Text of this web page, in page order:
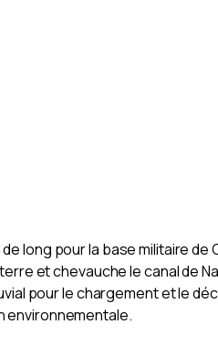
long pour la base militaire de
et chevauche le canal de
pour le chargement et le
environnementale.